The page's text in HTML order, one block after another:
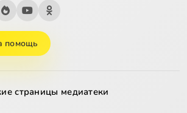
помощь
страницы медиатеки